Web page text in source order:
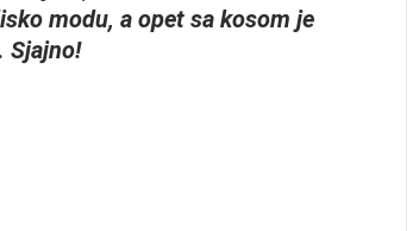
modu, a opet sa kosom je
Sjajno!